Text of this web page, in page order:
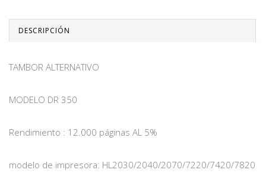
DESCRIPCIÓN
TAMBOR ALTERNATIVO
MODELO DR 350
Rendimiento : 12.000 páginas AL 5%
modelo de impresora: HL2030/2040/2070/7220/7420/7820